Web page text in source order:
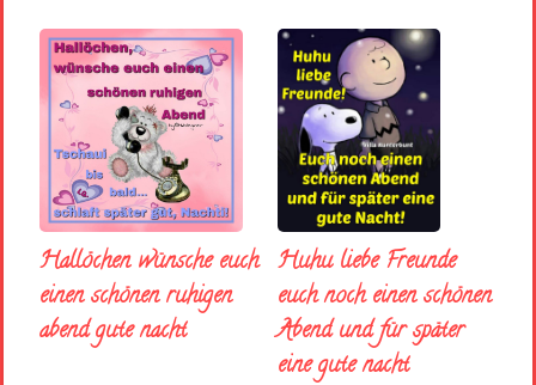
Hallöchen wünsche euch
einen schönen ruhigen
abend gute nacht
Huhu liebe Freunde
euch noch einen schönen
Abend und für später
eine gute nacht